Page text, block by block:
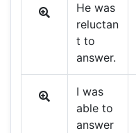
He was
reluctan
t to
answer.
I was
able to
answer